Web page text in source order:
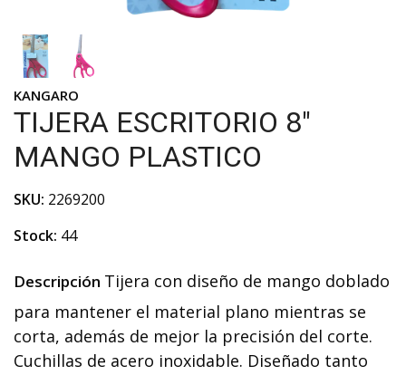
KANGARO
TIJERA ESCRITORIO 8"
MANGO PLASTICO
SKU: 2269200
Stock: 44
Descripción Tijera con diseño de mango doblado
para mantener el material plano mientras se
corta, además de mejor la precisión del corte.
Cuchillas de acero inoxidable. Diseñado tanto